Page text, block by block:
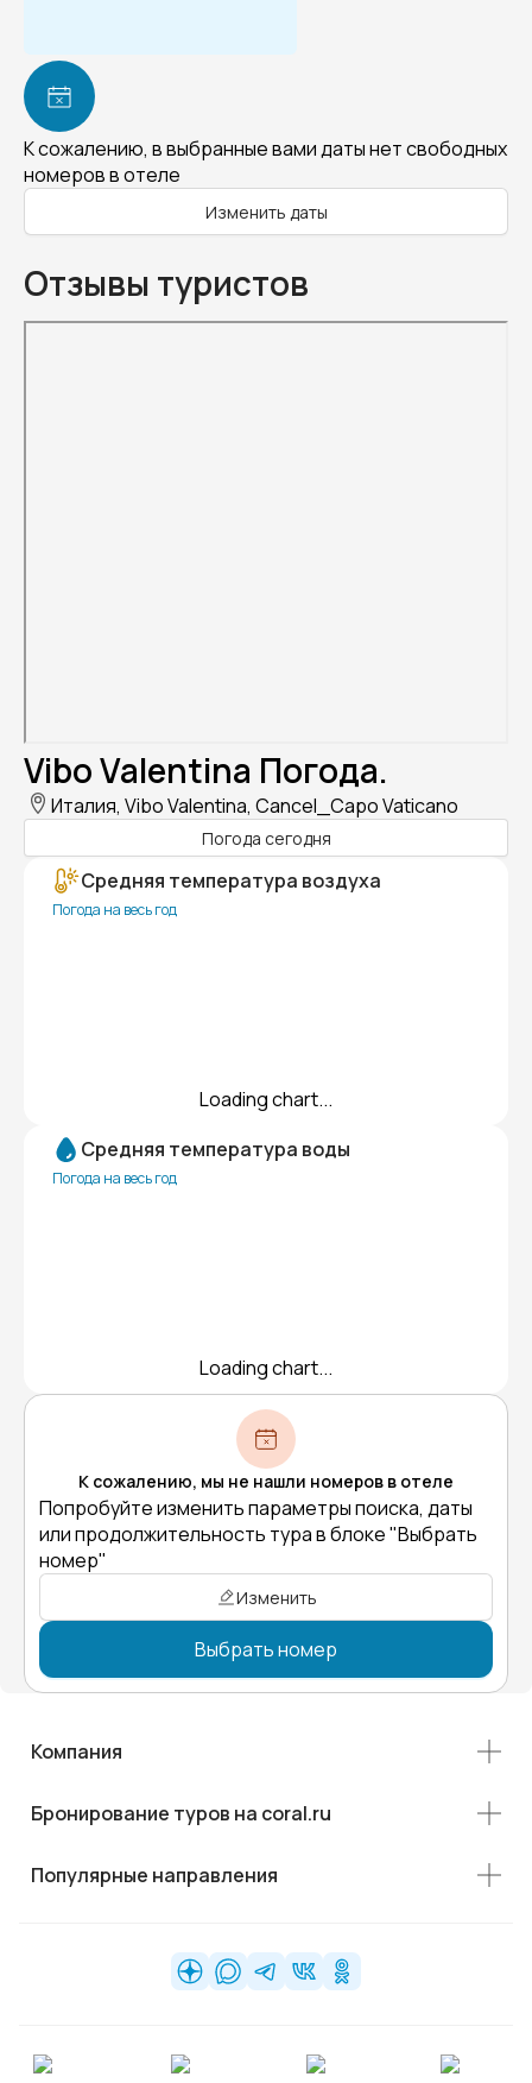
К сожалению, в выбранные вами даты нет свободных
номеров в отеле
Изменить даты
Отзывы туристов
Vibo Valentina Погода.
Италия, Vibo Valentina, Cancel_Capo Vaticano
Погода сегодня
Средняя температура воздуха
Погода на весь год
Loading chart...
Средняя температура воды
Погода на весь год
Loading chart...
К сожалению, мы не нашли номеров в отеле
Попробуйте изменить параметры поиска, даты
или продолжительность тура в блоке "Выбрать
номер"
Изменить
Выбрать номер
Компания
Бронирование туров на coral.ru
Популярные направления